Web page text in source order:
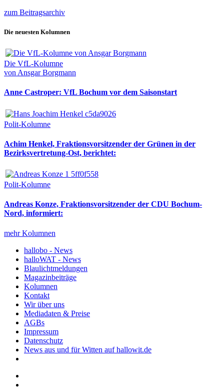
zum Beitragsarchiv
Die neuesten Kolumnen
Die VfL-Kolumne
von Ansgar Borgmann
Anne Castroper: VfL Bochum vor dem Saisonstart
Polit-Kolumne
Achim Henkel, Fraktionsvorsitzender der Grünen in der
Bezirksvertretung-Ost, berichtet:
Polit-Kolumne
Andreas Konze, Fraktionsvorsitzender der CDU Bochum-
Nord, informiert:
mehr Kolumnen
hallobo - News
halloWAT - News
Blaulichtmeldungen
Magazinbeiträge
Kolumnen
Kontakt
Wir über uns
Mediadaten & Preise
AGBs
Impressum
Datenschutz
News aus und für Witten auf hallowit.de